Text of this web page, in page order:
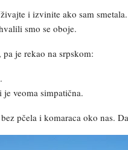
i izvinite ako sam smetala.
smo se oboje.
je rekao na srpskom:
veoma simpatična.
pčela i komaraca oko nas.